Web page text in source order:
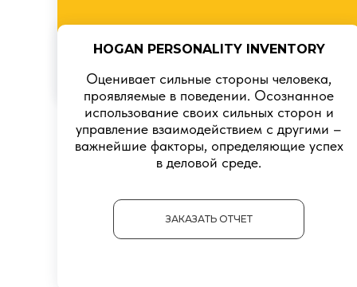
HOGAN PERSONALITY INVENTORY
Оценивает сильные стороны человека,
проявляемые в поведении. Осознанное
использование своих сильных сторон и
управление взаимодействием с другими –
важнейшие факторы, определяющие успех
в деловой среде.
ЗАКАЗАТЬ ОТЧЕТ